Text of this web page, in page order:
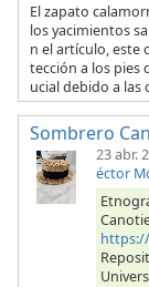
El zapato
los yacimientos
n el artículo, este
tección a los pies
ucial debido a las
Sombrero
23 abr.
éctor
https://